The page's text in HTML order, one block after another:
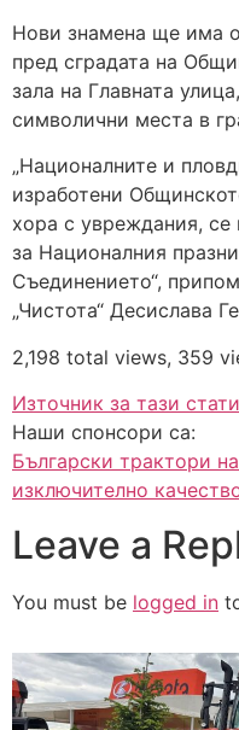
Нови знамена ще има
пред сградата на
зала на Главната
символични места в
„Националните и
изработени
хора с увреждания,
за Националния
Съединението“,
„Чистота“ Десислава
2,198 total views, 359
Източник за тази
Наши спонсори са:
Български трактори
изключително
Leave a
You must be logged in